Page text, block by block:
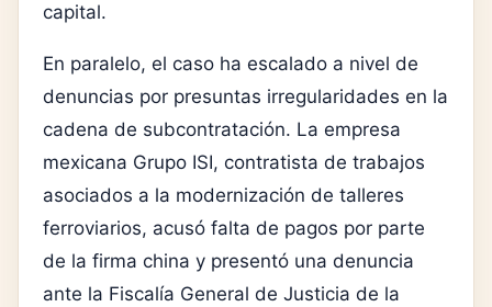
capital.
En paralelo, el caso ha escalado a nivel de
denuncias por presuntas irregularidades en la
cadena de subcontratación. La empresa
mexicana Grupo ISI, contratista de trabajos
asociados a la modernización de talleres
ferroviarios, acusó falta de pagos por parte
de la firma china y presentó una denuncia
ante la Fiscalía General de Justicia de la